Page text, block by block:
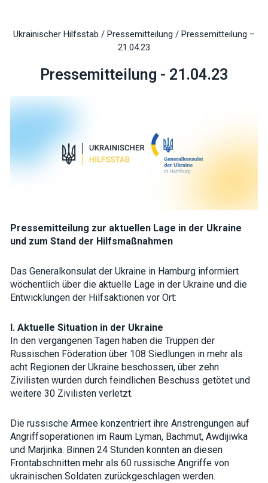
Ukrainischer Hilfsstab / Pressemitteilung / Pressemitteilung –
21.04.23
Pressemitteilung - 21.04.23
Pressemitteilung zur aktuellen Lage in der Ukraine
und zum Stand der Hilfsmaßnahmen
Das Generalkonsulat der Ukraine in Hamburg informiert
wöchentlich über die aktuelle Lage in der Ukraine und die
Entwicklungen der Hilfsaktionen vor Ort:
I. Aktuelle Situation in der Ukraine
In den vergangenen Tagen haben die Truppen der
Russischen Föderation über 108 Siedlungen in mehr als
acht Regionen der Ukraine beschossen, über zehn
Zivilisten wurden durch feindlichen Beschuss getötet und
weitere 30 Zivilisten verletzt.
Die russische Armee konzentriert ihre Anstrengungen auf
Angriffsoperationen im Raum Lyman, Bachmut, Awdijiwka
und Marjinka. Binnen 24 Stunden konnten an diesen
Frontabschnitten mehr als 60 russische Angriffe von
ukrainischen Soldaten zurückgeschlagen werden.
Necessary
These
cookies are
not optional.
to function.
Statistics
us to
improve the
website's
functionality
based on
how the
website is
used.
to perform
possible
during your
visit. If you
refuse these
cookies,